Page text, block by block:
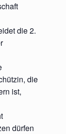
die 2.
die
ist,
dürfen